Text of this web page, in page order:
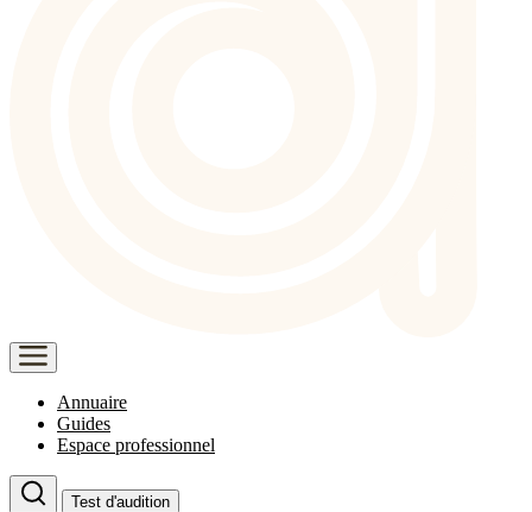
Annuaire
Guides
Espace professionnel
Test d'audition